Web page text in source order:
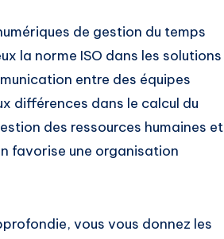
de gestion du temps
la norme ISO dans les solutions
entre des équipes
différences dans le calcul du
des ressources humaines et
favorise une organisation
vous vous donnez les